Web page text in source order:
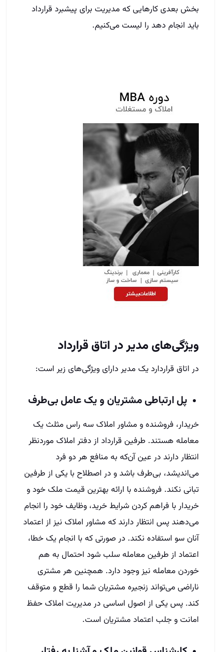
بخش بعدی کارهایی که مدیریت برای پیشبرد قرارداد
باید انجام ‌دهد را لیست می‌کنیم.
ویژگی‌های مدیر در اتاق قرارداد
در اتاق قراردارد یک مدیر دارای ویژگی‌های زیر است:
پل ارتباطی مشتریان و یک عامل بی‌طرف
خریدار، فروشنده و مشاور املاک سه راس مثلث یک
معامله هستند. طرفین قرارداد از دفتر املاک مورد‌‌نظر
انتظار دارند در عین آن‌که به منافع هر دو فرد
می‌اندیشد، بی‌طرف باشد و در اصطلاح با یکی از طرفین
تبانی نکند. فروشنده با ارائه بهترین قیمت ملک خود و
خریدار با فراهم کردن شرایط خرید، وظایف خود را انجام
می‌دهند پس انتظار دارند که مشاور املاک نیز از اعتماد
آنان سو استفاده نکند. در صورتی که با انجام یک خطا،
اعتماد از طرفین معامله سلب شود احتمال به هم
خوردن معامله نیز وجود دارد. همچنین هر مشتری
ناراضی می‌تواند زنجیره مشتریان شما را قطع و متوقف
کند. پس یکی از اصول اساسی در مدیریت املاک حفظ
امانت و جلب اعتماد مشتریان است.